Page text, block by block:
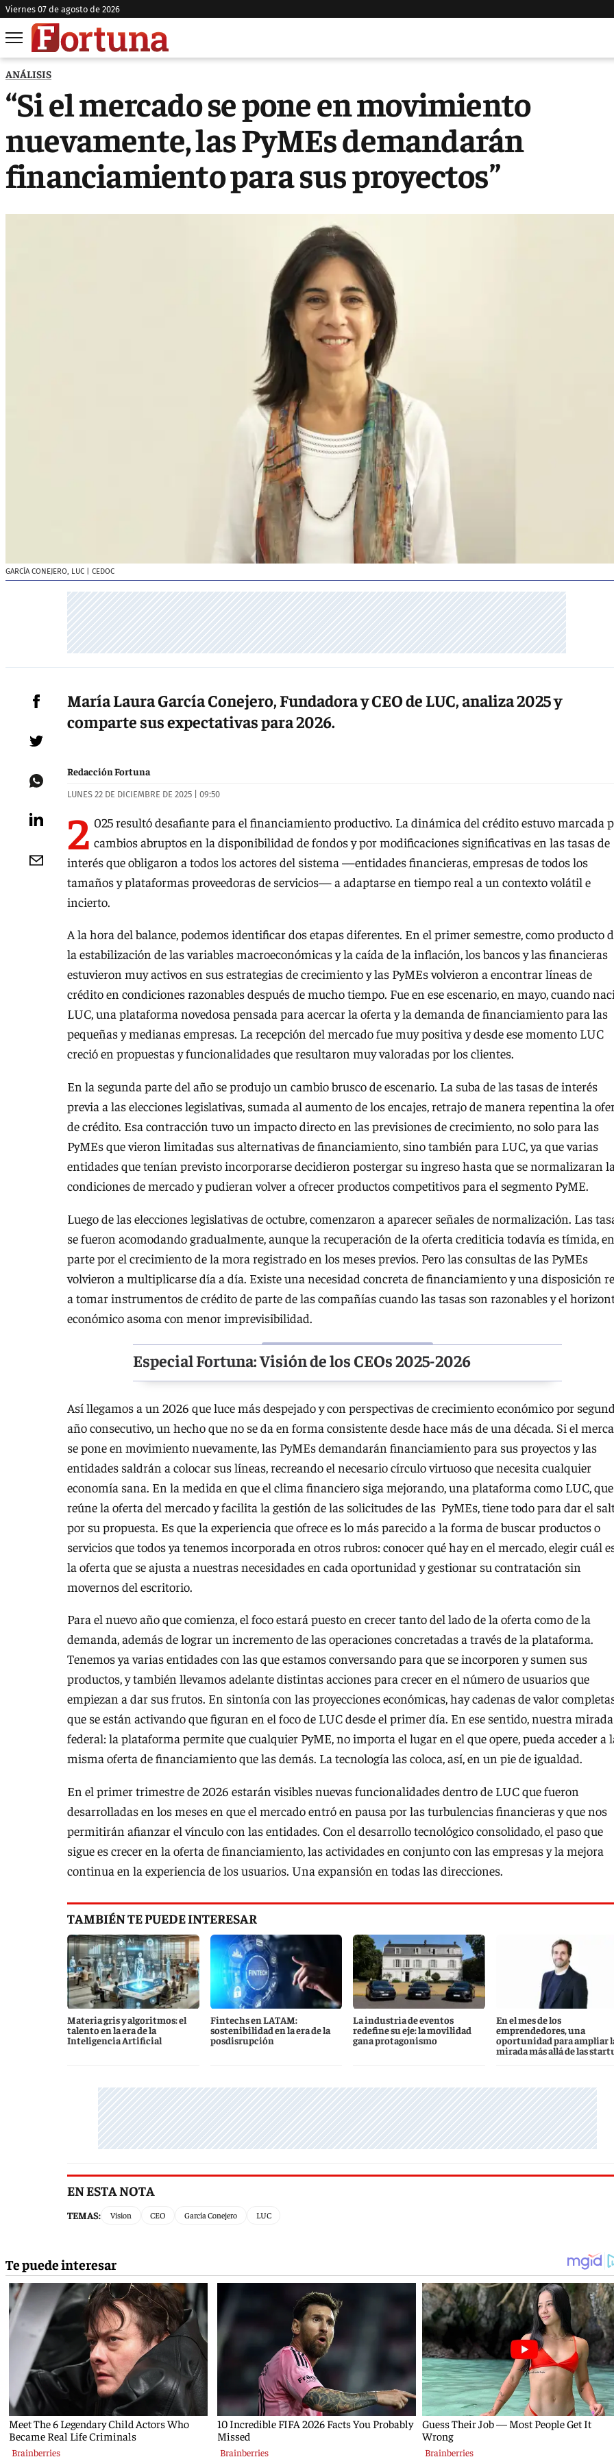
viernes 07 de agosto de 2026
ANÁLISIS
“Si el mercado se pone en movimiento
nuevamente, las PyMEs demandarán
financiamiento para sus proyectos”
GARCÍA CONEJERO, LUC | CEDOC
María Laura García Conejero, Fundadora y CEO de LUC, analiza 2025 y
comparte sus expectativas para 2026.
Redacción Fortuna
LUNES 22 DE DICIEMBRE DE 2025 | 09:50
2 025 resultó desafiante para el financiamiento productivo. La dinámica del crédito estuvo marcada
cambios abruptos en la disponibilidad de fondos y por modificaciones significativas en las tasas de
interés que obligaron a todos los actores del sistema —entidades financieras, empresas de todos los
tamaños y plataformas proveedoras de servicios— a adaptarse en tiempo real a un contexto volátil e
incierto.
A la hora del balance, podemos identificar dos etapas diferentes. En el primer semestre, como producto
la estabilización de las variables macroeconómicas y la caída de la inflación, los bancos y las financieras
estuvieron muy activos en sus estrategias de crecimiento y las PyMEs volvieron a encontrar líneas de
crédito en condiciones razonables después de mucho tiempo. Fue en ese escenario, en mayo, cuando
LUC, una plataforma novedosa pensada para acercar la oferta y la demanda de financiamiento para las
pequeñas y medianas empresas. La recepción del mercado fue muy positiva y desde ese momento LUC
creció en propuestas y funcionalidades que resultaron muy valoradas por los clientes.
En la segunda parte del año se produjo un cambio brusco de escenario. La suba de las tasas de interés
previa a las elecciones legislativas, sumada al aumento de los encajes, retrajo de manera repentina la
de crédito. Esa contracción tuvo un impacto directo en las previsiones de crecimiento, no solo para las
PyMEs que vieron limitadas sus alternativas de financiamiento, sino también para LUC, ya que varias
entidades que tenían previsto incorporarse decidieron postergar su ingreso hasta que se normalizaran
condiciones de mercado y pudieran volver a ofrecer productos competitivos para el segmento PyME.
Luego de las elecciones legislativas de octubre, comenzaron a aparecer señales de normalización. Las
se fueron acomodando gradualmente, aunque la recuperación de la oferta crediticia todavía es tímida, en
parte por el crecimiento de la mora registrado en los meses previos. Pero las consultas de las PyMEs
volvieron a multiplicarse día a día. Existe una necesidad concreta de financiamiento y una disposición
a tomar instrumentos de crédito de parte de las compañías cuando las tasas son razonables y el
económico asoma con menor imprevisibilidad.
Especial Fortuna: Visión de los CEOs 2025-2026
Así llegamos a un 2026 que luce más despejado y con perspectivas de crecimiento económico por
año consecutivo, un hecho que no se da en forma consistente desde hace más de una década. Si el
se pone en movimiento nuevamente, las PyMEs demandarán financiamiento para sus proyectos y las
entidades saldrán a colocar sus líneas, recreando el necesario círculo virtuoso que necesita cualquier
economía sana. En la medida en que el clima financiero siga mejorando, una plataforma como LUC, que
reúne la oferta del mercado y facilita la gestión de las solicitudes de las PyMEs, tiene todo para dar el
por su propuesta. Es que la experiencia que ofrece es lo más parecido a la forma de buscar productos o
servicios que todos ya tenemos incorporada en otros rubros: conocer qué hay en el mercado, elegir cuál
la oferta que se ajusta a nuestras necesidades en cada oportunidad y gestionar su contratación sin
movernos del escritorio.
Para el nuevo año que comienza, el foco estará puesto en crecer tanto del lado de la oferta como de la
demanda, además de lograr un incremento de las operaciones concretadas a través de la plataforma.
Tenemos ya varias entidades con las que estamos conversando para que se incorporen y sumen sus
productos, y también llevamos adelante distintas acciones para crecer en el número de usuarios que
empiezan a dar sus frutos. En sintonía con las proyecciones económicas, hay cadenas de valor
que se están activando que figuran en el foco de LUC desde el primer día. En ese sentido, nuestra
federal: la plataforma permite que cualquier PyME, no importa el lugar en el que opere, pueda acceder a
misma oferta de financiamiento que las demás. La tecnología las coloca, así, en un pie de igualdad.
En el primer trimestre de 2026 estarán visibles nuevas funcionalidades dentro de LUC que fueron
desarrolladas en los meses en que el mercado entró en pausa por las turbulencias financieras y que nos
permitirán afianzar el vínculo con las entidades. Con el desarrollo tecnológico consolidado, el paso que
sigue es crecer en la oferta de financiamiento, las actividades en conjunto con las empresas y la mejora
continua en la experiencia de los usuarios. Una expansión en todas las direcciones.
TAMBIÉN TE PUEDE INTERESAR
Materia gris y algoritmos: el
talento en la era de la
Inteligencia Artificial
Fintechs en LATAM:
sostenibilidad en la era de la
posdisrupción
La industria de eventos
redefine su eje: la movilidad
gana protagonismo
En el mes de los
emprendedores, una
oportunidad para ampliar
mirada más allá de las
EN ESTA NOTA
TEMAS: Vision CEO García Conejero LUC